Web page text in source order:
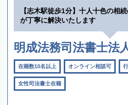
【志木駅徒歩1分】十人十色の相
が丁寧に解決いたします
明成法務司法書士法
在籍数10名以上 オンライン相談可
女性司法書士在籍